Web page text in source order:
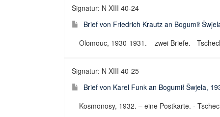
Signatur: N XIII 40-24
Brief von Friedrich Krautz an Bogumił
Olomouc, 1930-1931. – zwei Briefe. -
Signatur: N XIII 40-25
Brief von Karel Funk an Bogumił Šwjela,
Kosmonosy, 1932. – eine Postkarte. -